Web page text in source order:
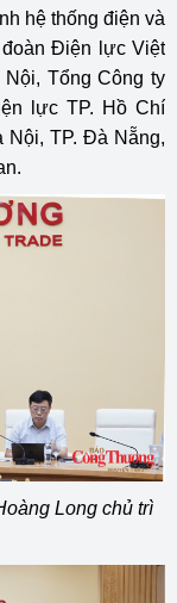
hệ thống điện và
Điện lực Việt
Tổng Công ty
lực TP. Hồ Chí
Nội, TP. Đà Nẵng,
Long chủ trì